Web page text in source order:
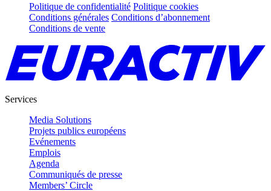
Politique de confidentialité Politique cookies
Conditions générales Conditions d’abonnement
Conditions de vente
Services
Media Solutions
Projets publics européens
Evénements
Emplois
Agenda
Communiqués de presse
Members’ Circle